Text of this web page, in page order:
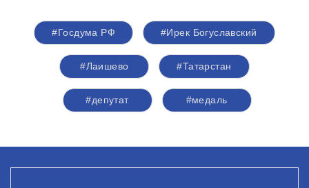
#Госдума РФ #Ирек Богуславский
#Лаишево #Татарстан
#депутат #медаль